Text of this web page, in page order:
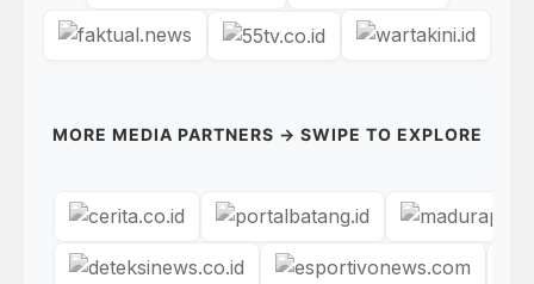
MORE MEDIA PARTNERS → SWIPE TO EXPLORE